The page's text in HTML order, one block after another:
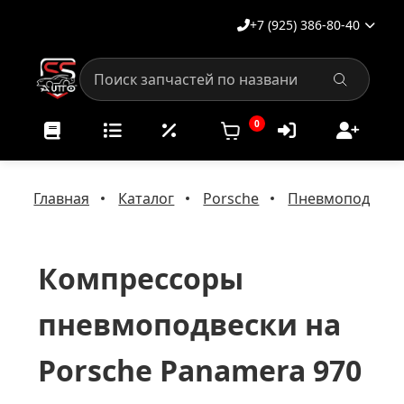
+7 (925) 386-80-40
0
Главная Каталог Porsche
Компрессоры
пневмоподвески на
Porsche Panamera 970